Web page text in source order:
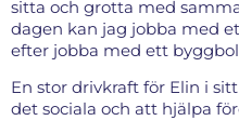
sitta och grotta med
dagen kan jag jobba med
efter jobba med ett
En stor drivkraft för Elin i
det sociala och att hjälpa